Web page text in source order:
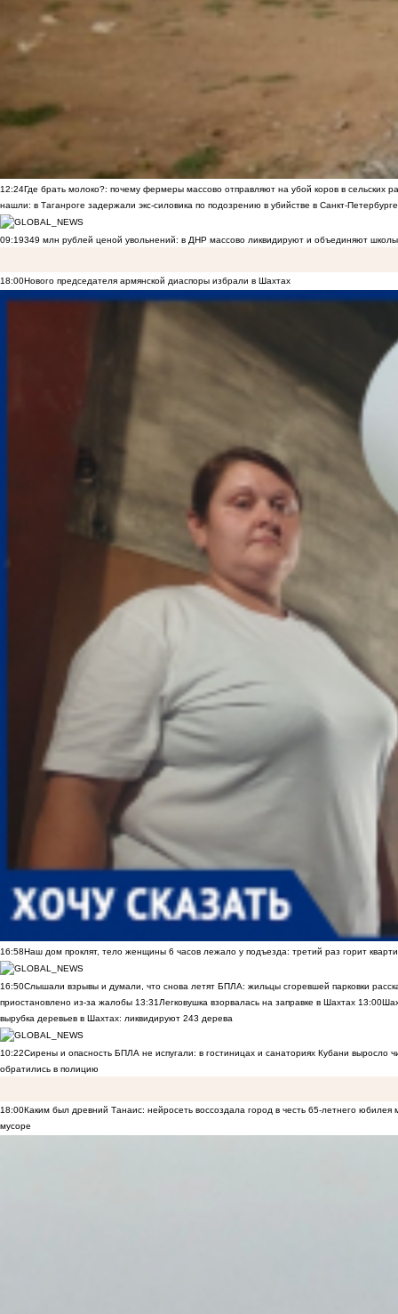
12:24Где брать молоко?: почему фермеры массово отправляют на убой коров в сельских
нашли: в Таганроге задержали экс-силовика по подозрению в убийстве в Санкт-Петербурге
09:19349 млн рублей ценой увольнений: в ДНР массово ликвидируют и объединяют
18:00Нового председателя армянской диаспоры избрали в Шахтах
16:58Наш дом проклят, тело женщины 6 часов лежало у подъезда: третий раз горит
16:50Слышали взрывы и думали, что снова летят БПЛА: жильцы сгоревшей парковки
приостановлено из-за жалобы 13:31Легковушка взорвалась на заправке в Шахтах 13:00
вырубка деревьев в Шахтах: ликвидируют 243 дерева
10:22Сирены и опасность БПЛА не испугали: в гостиницах и санаториях Кубани выросло
обратились в полицию
18:00Каким был древний Танаис: нейросеть воссоздала город в честь 65-летнего юбилея
мусоре